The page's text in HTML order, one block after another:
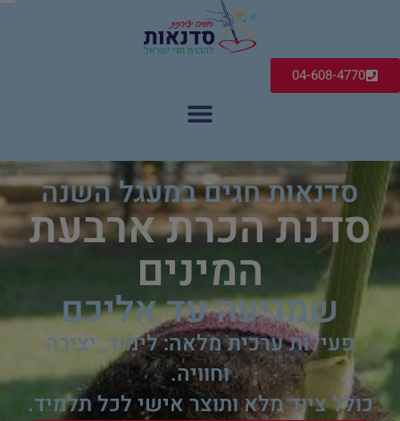
04-608-4770
סדנאות חגים במעגל השנה
סדנת הכרת ארבעת
המינים
שמגיעה עד אליכם
פעילות ערכית מלאה: לימוד, יצירה
וחוויה.
כולל ציוד מלא ותוצר אישי לכל תלמיד.